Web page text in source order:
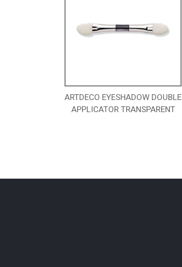
ARTDECO EYESHADOW DOUBLE
APPLICATOR TRANSPARENT